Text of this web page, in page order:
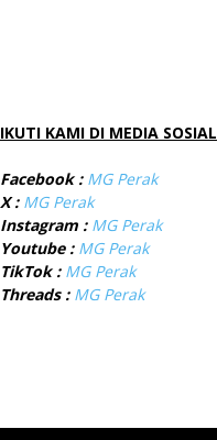
IKUTI KAMI DI MEDIA SOSIAL
Facebook : MG Perak
X : MG Perak
Instagram : MG Perak
Youtube : MG Perak
TikTok : MG Perak
Threads : MG Perak